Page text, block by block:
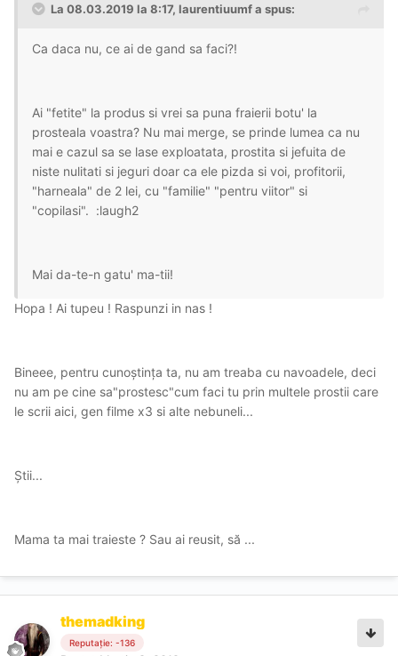
La 08.03.2019 la 8:17, laurentiuumf a spus:
Ca daca nu, ce ai de gand sa faci?!
Ai "fetite" la produs si vrei sa puna fraierii botu' la
prosteala voastra? Nu mai merge, se prinde lumea ca nu
mai e cazul sa se lase exploatata, prostita si jefuita de
niste nulitati si jeguri doar ca ele pizda si voi, profitorii,
"harneala" de 2 lei, cu "familie" "pentru viitor" si
"copilasi". :laugh2
Mai da-te-n gatu' ma-tii!
Hopa ! Ai tupeu ! Raspunzi in nas !
Bineee, pentru cunoştința ta, nu am treaba cu navoadele, deci
nu am pe cine sa"prostesc"cum faci tu prin multele prostii care
le scrii aici, gen filme x3 si alte nebuneli...
Ştii...
Mama ta mai traieste ? Sau ai reusit, să ...
themadking
Reputație: -136